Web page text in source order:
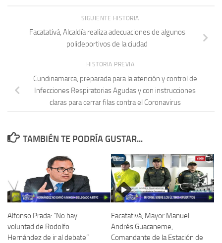
SIGUIENTE HISTORIA
Facatativá, Alcaldía realiza adecuaciones de algunos
polideportivos de la ciudad
HISTORIA PREVIA
Cundinamarca, preparada para la atención y control de
Infecciones Respiratorias Agudas y con instrucciones
claras para cerrar filas contra el Coronavirus
TAMBIÉN TE PODRÍA GUSTAR...
Alfonso Prada: “No hay
voluntad de Rodolfo
Hernández de ir al debate”
Facatativá, Mayor Manuel
Andrés Guacaneme,
Comandante de la Estación de